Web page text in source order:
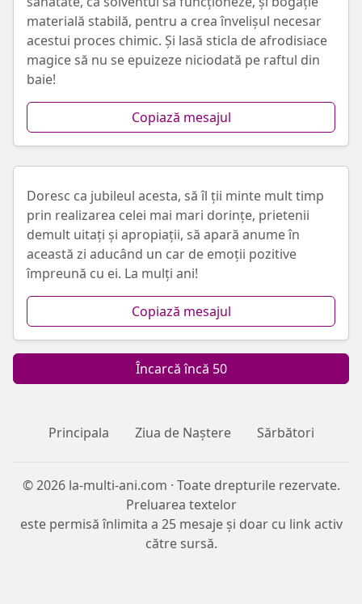
materială stabilă, pentru a crea învelișul necesar
acestui proces chimic. Și lasă sticla de afrodisiace
magice să nu se epuizeze niciodată pe raftul din
baie!
Copiază mesajul
Doresc ca jubileul acesta, să îl ții minte mult timp
prin realizarea celei mai mari dorințe, prietenii
demult uitați și apropiații, să apară anume în
această zi aducând un car de emoții pozitive
împreună cu ei. La mulți ani!
Copiază mesajul
Încarcă încă 50
Principala Ziua de Naștere Sărbători
© 2026 la-multi-ani.com · Toate drepturile rezervate.
Preluarea textelor
este permisă înlimita a 25 mesaje și doar cu link activ
către sursă.